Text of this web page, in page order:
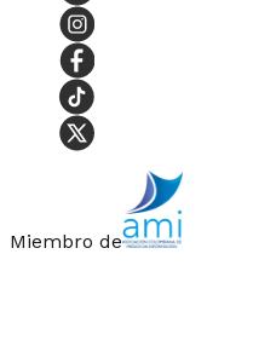
Miembro de